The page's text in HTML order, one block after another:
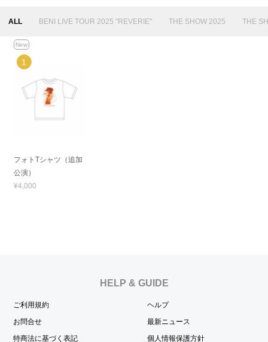
ALL BENI LIVE TOUR 2025 "REVERIE" THE SHOW 2025 THE
New
フォトTシャツ（追加
公演）
¥4,000
HELP & GUIDE
ご利用規約
ヘルプ
お問合せ
最新ニュース
特商法に基づく表記
個人情報保護方針